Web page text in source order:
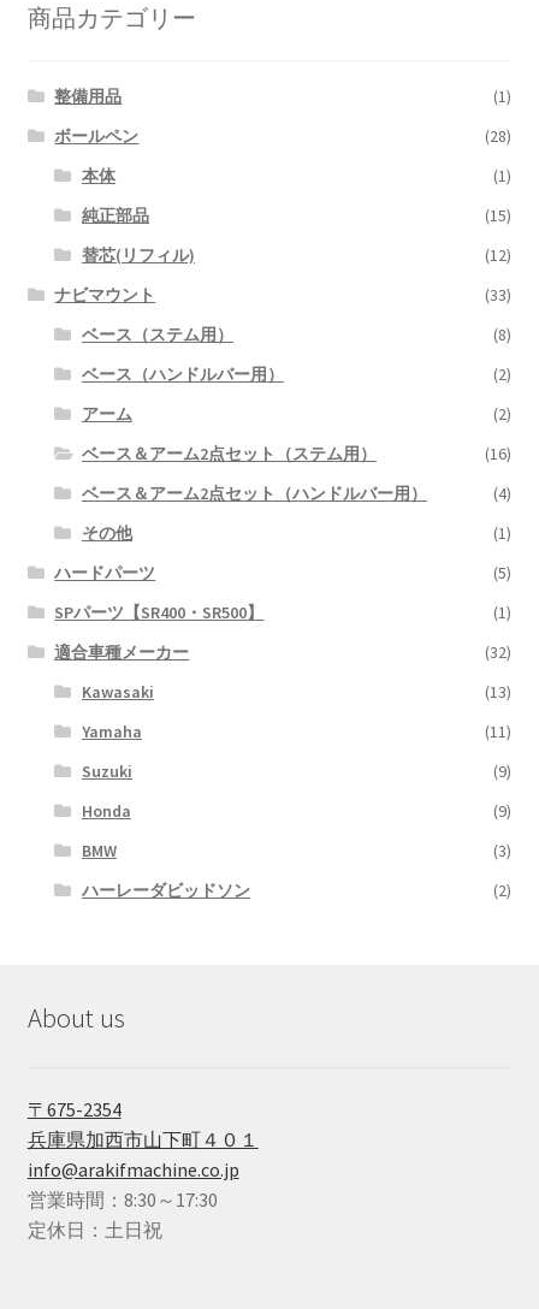
商品カテゴリー
整備用品
(1)
ボールペン
(28)
本体
(1)
純正部品
(15)
替芯(リフィル)
(12)
ナビマウント
(33)
ベース（ステム用）
(8)
ベース（ハンドルバー用）
(2)
アーム
(2)
ベース＆アーム2点セット（ステム用）
(16)
ベース＆アーム2点セット（ハンドルバー用）
(4)
その他
(1)
ハードパーツ
(5)
SPパーツ【SR400・SR500】
(1)
適合車種メーカー
(32)
Kawasaki
(13)
Yamaha
(11)
Suzuki
(9)
Honda
(9)
BMW
(3)
ハーレーダビッドソン
(2)
About us
〒675-2354
兵庫県加西市山下町４０１
info@arakifmachine.co.jp
営業時間：8:30～17:30
定休日：土日祝